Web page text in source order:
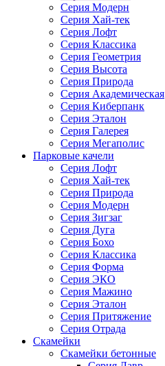
Серия Модерн
Серия Хай-тек
Серия Лофт
Серия Классика
Серия Геометрия
Серия Высота
Серия Природа
Серия Академическая
Серия Киберпанк
Серия Эталон
Серия Галерея
Серия Мегаполис
Парковые качели
Серия Лофт
Серия Хай-тек
Серия Природа
Серия Модерн
Серия Зигзаг
Серия Дуга
Серия Бохо
Серия Классика
Серия Форма
Серия ЭКО
Серия Мажино
Серия Эталон
Серия Притяжение
Серия Отрада
Скамейки
Скамейки бетонные